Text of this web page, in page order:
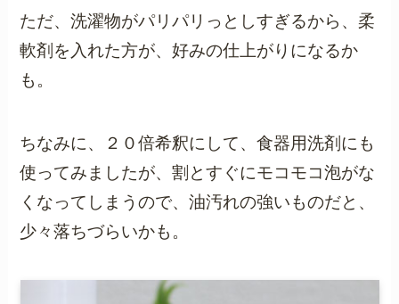
ただ、洗濯物がパリパリっとしすぎるから、柔
軟剤を入れた方が、好みの仕上がりになるか
も。
ちなみに、２０倍希釈にして、食器用洗剤にも
使ってみましたが、割とすぐにモコモコ泡がな
くなってしまうので、油汚れの強いものだと、
少々落ちづらいかも。